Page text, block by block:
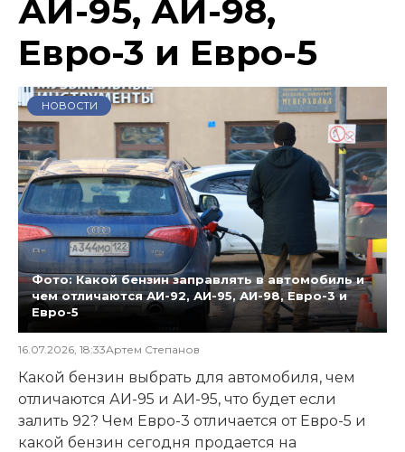
АИ-95, АИ-98,
Евро-3 и Евро-5
НОВОСТИ
Фото: Какой бензин заправлять в автомобиль и
чем отличаются АИ-92, АИ-95, АИ-98, Евро-3 и
Евро-5
16.07.2026, 18:33Артем Степанов
Какой бензин выбрать для автомобиля, чем
отличаются АИ-95 и АИ-95, что будет если
залить 92? Чем Евро-3 отличается от Евро-5 и
какой бензин сегодня продается на